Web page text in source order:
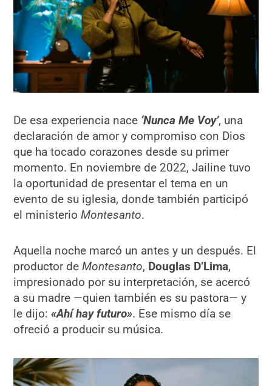
De esa experiencia nace ‘Nunca Me Voy’, una
declaración de amor y compromiso con Dios
que ha tocado corazones desde su primer
momento. En noviembre de 2022, Jailine tuvo
la oportunidad de presentar el tema en un
evento de su iglesia, donde también participó
el ministerioMontesanto.
Aquella noche marcó un antes y un después. El
productor deMontesanto, Douglas D’Lima,
impresionado por su interpretación, se acercó
a su madre —quien también es su pastora— y
le dijo:«Ahí hay futuro». Ese mismo día se
ofreció a producir su música.